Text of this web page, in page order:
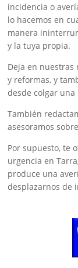
incidencia o
lo hacemos en
manera
y la tuya propia.
Deja en nuestras
y reformas, y
desde colgar
También
asesoramos
Por supuesto, te
urgencia en
produce una
desplazarnos de